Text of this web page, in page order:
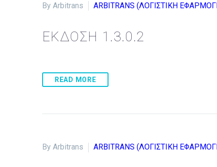
By Arbitrans ARBITRANS (ΛΟΓΙΣΤΙΚΗ
ΕΚΔΟΣΗ 1.3.0.2
READ MORE
By Arbitrans ARBITRANS (ΛΟΓΙΣΤΙΚΗ